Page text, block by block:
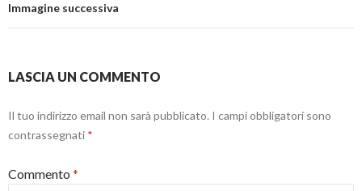
Immagine successiva
LASCIA UN COMMENTO
Il tuo indirizzo email non sarà pubblicato. I campi obbligatori sono
contrassegnati *
Commento *